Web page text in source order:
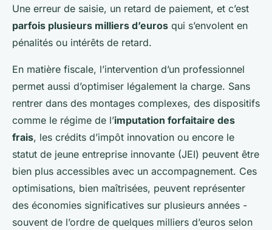
Une erreur de saisie, un retard de paiement, et c’est
parfois plusieurs milliers d’euros qui s’envolent en
pénalités ou intérêts de retard.
En matière fiscale, l’intervention d’un professionnel
permet aussi d’optimiser légalement la charge. Sans
rentrer dans des montages complexes, des dispositifs
comme le régime de l’imputation forfaitaire des
frais, les crédits d’impôt innovation ou encore le
statut de jeune entreprise innovante (JEI) peuvent être
bien plus accessibles avec un accompagnement. Ces
optimisations, bien maîtrisées, peuvent représenter
des économies significatives sur plusieurs années -
souvent de l’ordre de quelques milliers d’euros selon